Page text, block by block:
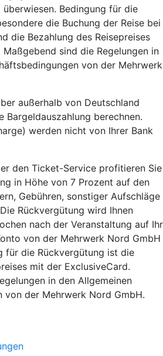
Bedingung für die
die Buchung der Reise bei
die Bezahlung des Reisepreises
sind die Regelungen in
von der Mehrwerk
außerhalb von Deutschland
Bargeldauszahlung berechnen.
werden nicht von Ihrer Bank
den Ticket-Service profitieren Sie
in Höhe von 7 Prozent auf den
Gebühren, sonstiger Aufschläge
Rückvergütung wird Ihnen
nach der Veranstaltung auf Ihr
von der Mehrwerk Nord GmbH
für die Rückvergütung ist die
mit der ExclusiveCard.
in den Allgemeinen
von der Mehrwerk Nord GmbH.